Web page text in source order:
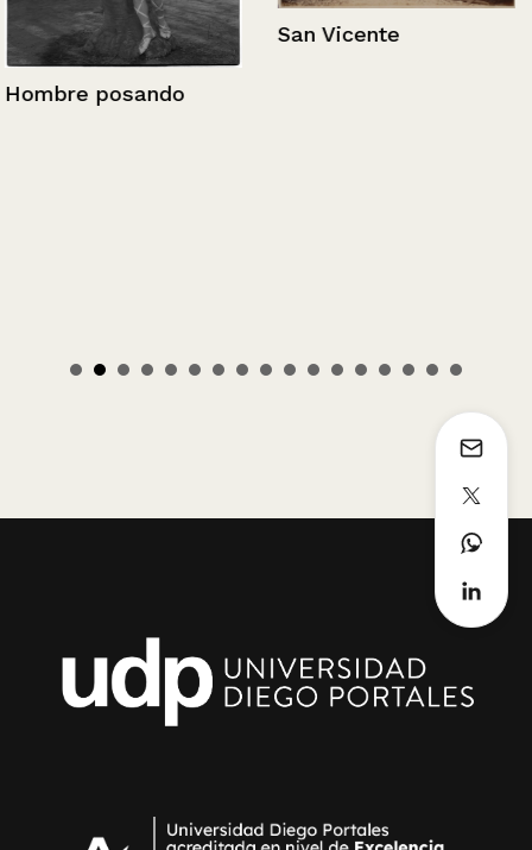
Hombre posando
San Vicente